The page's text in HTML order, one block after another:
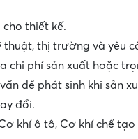
thiết kế.
thị trường và yêu
chi phí sản xuất hoặc
đề phát sinh khi sản
đổi.
khí ô tô, Cơ khí chế